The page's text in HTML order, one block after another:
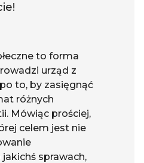
to forma
urząd z
to, by zasięgnąć
różnych
Mówiąc prościej,
celem jest nie
sprawach,